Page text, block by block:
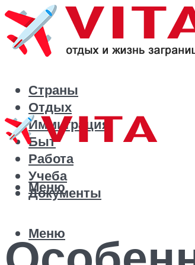
Страны
Отдых
Иммиграция
Быт
Работа
Учеба
Документы
Меню
Меню